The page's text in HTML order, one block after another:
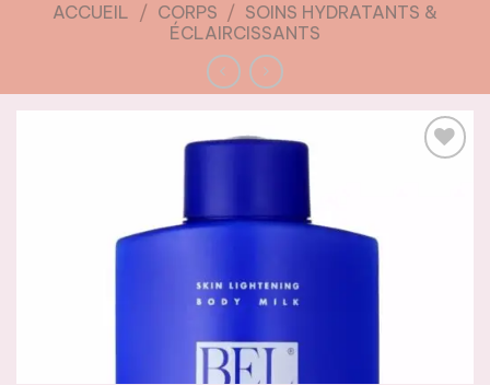
ACCUEIL / CORPS / SOINS HYDRATANTS &
ÉCLAIRCISSANTS
AJOUTER